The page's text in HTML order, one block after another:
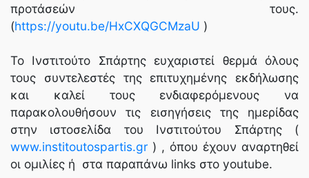
προτάσεών τους.
(https://youtu.be/HxCXQGCMzaU )
Το Ινστιτούτο Σπάρτης ευχαριστεί θερμά όλους
τους συντελεστές της επιτυχημένης εκδήλωσης
και καλεί τους ενδιαφερόμενους να
παρακολουθήσουν τις εισηγήσεις της ημερίδας
στην ιστοσελίδα του Ινστιτούτου Σπάρτης (
www.institoutospartis.gr ) , όπου έχουν αναρτηθεί
οι ομιλίες ή στα παραπάνω links στο youtube.